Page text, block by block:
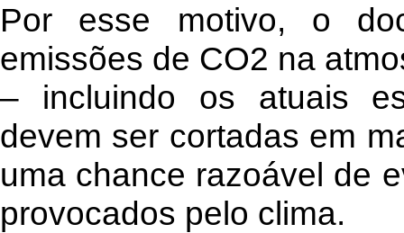
Por esse motivo, o
emissões de CO2 na
– incluindo os atuais
devem ser cortadas em
uma chance razoável de
provocados pelo clima.